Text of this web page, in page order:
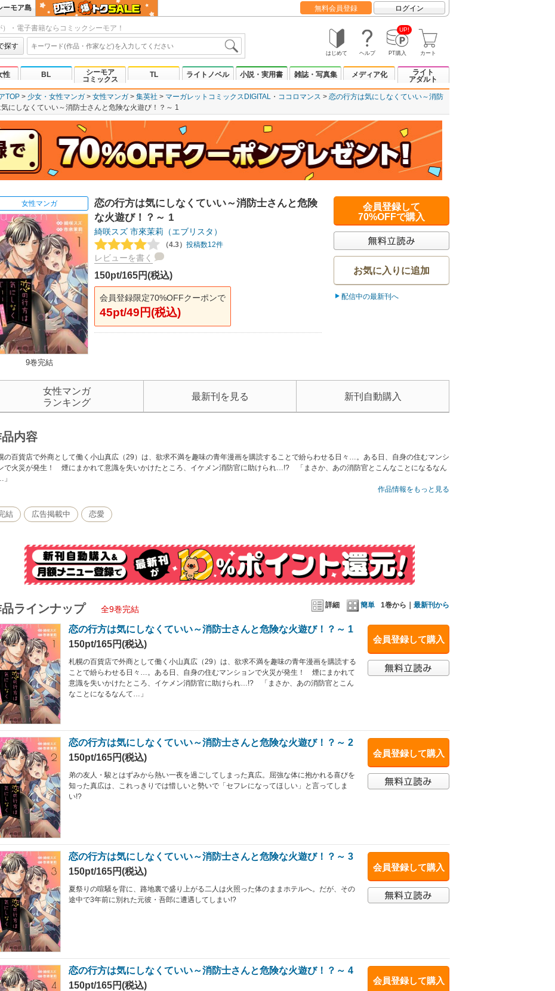
ーモア島 無料会員登録 ログイン
・電子書籍ならコミックシーモア！
探す
はじめて ヘルプ
UP!
PT購入 カート
性 BL
シーモア
コミックス
TL ライトノベル 小説・実用書 雑誌・写真集 メディア化
ライト
アダルト
TOP 少女・女性マンガ 女性マンガ 集英社 マーガレットコミックスDIGITAL ココロマンス
恋の行方は気にしなくていい～消防
にしなくていい～消防士さんと危険な火遊び！？～ 1
女性マンガ
9巻完結
恋の行方は気にしなくていい～消防士さんと危険
な火遊び！？～ 1
綺咲スズ 市來茉莉（エブリスタ）
（4.3） 投稿数12件
レビューを書く
150pt/165円(税込)
会員登録限定70%OFFクーポンで
45pt/49円(税込)
会員登録して
70%OFFで購入
お気に入りに追加
配信中の最新刊へ
女性マンガ
ランキング
最新刊を見る 新刊自動購入
内容
の百貨店で外商として働く小山真広（29）は、欲求不満を趣味の青年漫画を購読することで紛らわせる日々…。ある日、自身の住むマンシ
で火災が発生！ 煙にまかれて意識を失いかけたところ、イケメン消防官に助けられ…!? 「まさか、あの消防官とこんなことになるなん
作品情報をもっと見る
結 広告掲載中 恋愛
詳細 簡単 1巻から｜ 最新刊から
品ラインナップ 全9巻完結
会員登録して購入
恋の行方は気にしなくていい～消防士さんと危険な火遊び！？～ 1
150pt/165円(税込)
札幌の百貨店で外商として働く小山真広（29）は、欲求不満を趣味の青年漫画を購読する
ことで紛らわせる日々…。ある日、自身の住むマンションで火災が発生！ 煙にまかれて
意識を失いかけたところ、イケメン消防官に助けられ…!? 「まさか、あの消防官とこん
なことになるなんて…」
会員登録して購入
恋の行方は気にしなくていい～消防士さんと危険な火遊び！？～ 2
150pt/165円(税込)
弟の友人・駿とはずみから熱い一夜を過ごしてしまった真広。屈強な体に抱かれる喜びを
知った真広は、これっきりでは惜しいと勢いで「セフレになってほしい」と言ってしま
い!?
会員登録して購入
恋の行方は気にしなくていい～消防士さんと危険な火遊び！？～ 3
150pt/165円(税込)
夏祭りの喧騒を背に、路地裏で盛り上がる二人は火照った体のままホテルへ。だが、その
途中で3年前に別れた元彼・吾郎に遭遇してしまい!?
会員登録して購入
恋の行方は気にしなくていい～消防士さんと危険な火遊び！？～ 4
150pt/165円(税込)